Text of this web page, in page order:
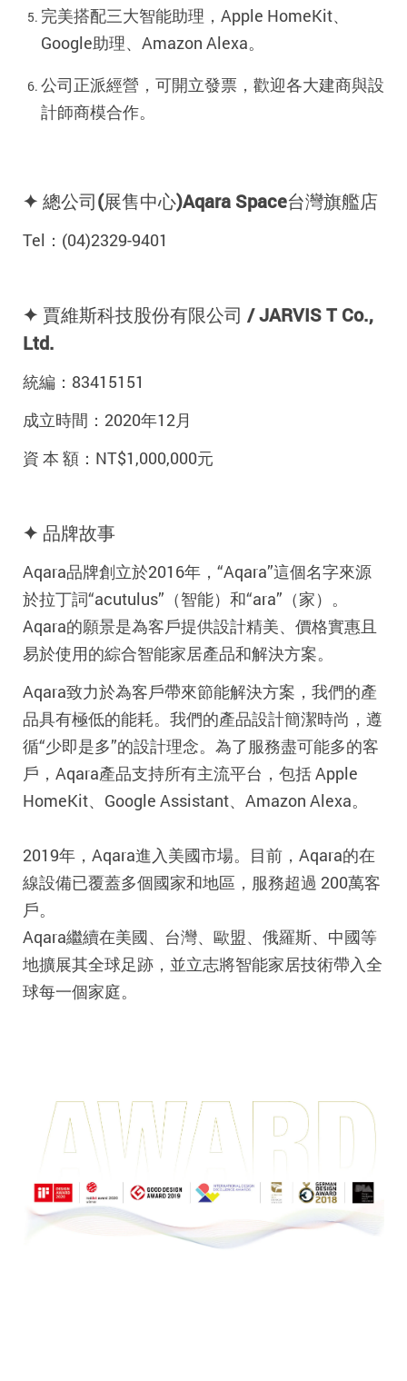
完美搭配三大智能助理，Apple HomeKit、
Google助理、Amazon Alexa。
公司正派經營，可開立發票，歡迎各大建商與設
計師商模合作。
✦ 總公司(展售中心)Aqara Space台灣旗艦店
Tel：(04)2329-9401
✦ 賈維斯科技股份有限公司 / JARVIS T Co.,
Ltd.
統編：83415151
成立時間：2020年12月
資 本 額：NT$1,000,000元
✦ 品牌故事
Aqara品牌創立於2016年，“Aqara”這個名字來源
於拉丁詞“acutulus”（智能）和“ara”（家）。
Aqara的願景是為客戶提供設計精美、價格實惠且
易於使用的綜合智能家居產品和解決方案。
Aqara致力於為客戶帶來節能解決方案，我們的產
品具有極低的能耗。我們的產品設計簡潔時尚，遵
循“少即是多”的設計理念。為了服務盡可能多的客
戶，Aqara產品支持所有主流平台，包括 Apple
HomeKit、Google Assistant、Amazon Alexa。
2019年，Aqara進入美國市場。目前，Aqara的在
線設備已覆蓋多個國家和地區，服務超過 200萬客
戶。
Aqara繼續在美國、台灣、歐盟、俄羅斯、中國等
地擴展其全球足跡，並立志將智能家居技術帶入全
球每一個家庭。